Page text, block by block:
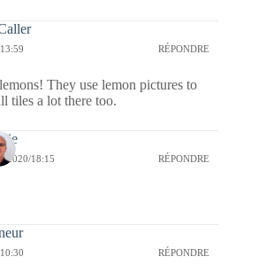
RÉPONDRE
They use lemon pictures to
tiles a lot there too.
2020/18:15 RÉPONDRE
RÉPONDRE